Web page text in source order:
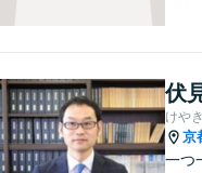
決を
相談
伏
けや
京
一つ